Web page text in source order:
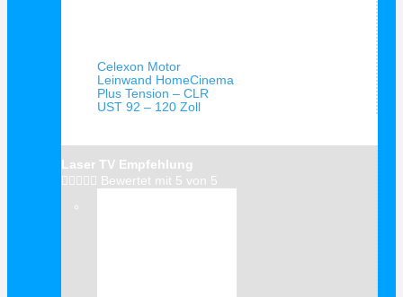
Celexon Motor
Leinwand HomeCinema
Plus Tension – CLR
UST 92 – 120 Zoll
Laser TV Empfehlung
     Bewertet mit 5 von 5